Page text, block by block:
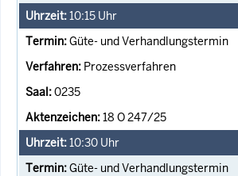
10:15 Uhr
Güte- und Verhandlungstermin
Prozessverfahren
0235
18 O 247/25
10:30 Uhr
Güte- und Verhandlungstermin